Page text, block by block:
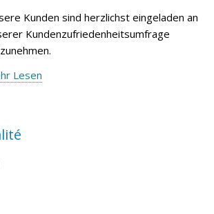
Kunden sind herzlichst eingeladen an
Kundenzufriedenheitsumfrage
Lesen